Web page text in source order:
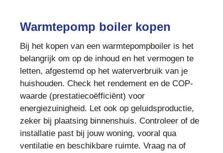
Warmtepomp boiler kopen
Bij het kopen van een warmtepompboiler is het
belangrijk om op de inhoud en het vermogen te
letten, afgestemd op het waterverbruik van je
huishouden. Check het rendement en de COP-
waarde (prestatiecoëfficiënt) voor
energiezuinigheid. Let ook op geluidsproductie,
zeker bij plaatsing binnenshuis. Controleer of de
installatie past bij jouw woning, vooral qua
ventilatie en beschikbare ruimte. Vraag na of